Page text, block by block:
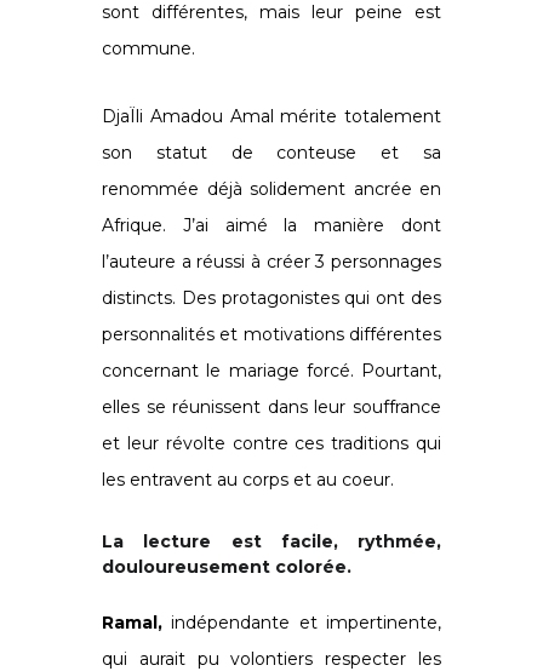
sont différentes, mais leur peine est
commune.
DjaÏli Amadou Amal mérite totalement
son statut de conteuse et sa
renommée déjà solidement ancrée en
Afrique. J’ai aimé la manière dont
l’auteure a réussi à créer 3 personnages
distincts. Des protagonistes qui ont des
personnalités et motivations différentes
concernant le mariage forcé. Pourtant,
elles se réunissent dans leur souffrance
et leur révolte contre ces traditions qui
les entravent au corps et au coeur.
La lecture est facile, rythmée,
douloureusement colorée.
Ramal, indépendante et impertinente,
qui aurait pu volontiers respecter les